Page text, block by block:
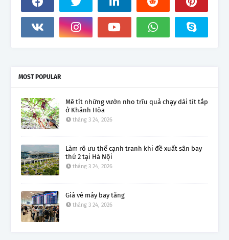
MOST POPULAR
Mê tít những vườn nho trĩu quả chạy dài tít tắp
ở Khánh Hòa
tháng 3 24, 2026
Làm rõ ưu thế cạnh tranh khi đề xuất sân bay
thứ 2 tại Hà Nội
tháng 3 24, 2026
Giá vé máy bay tăng
tháng 3 24, 2026